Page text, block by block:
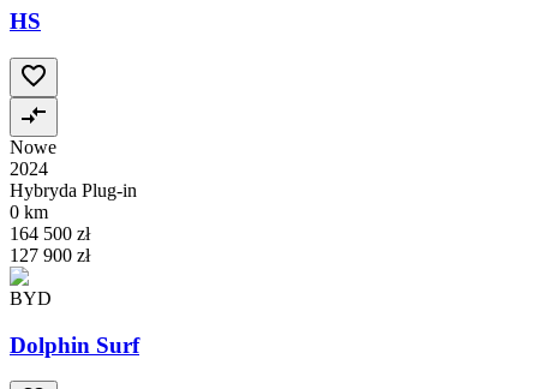
HS
Nowe
2024
Hybryda Plug-in
0 km
164 500 zł
127 900 zł
BYD
Dolphin Surf